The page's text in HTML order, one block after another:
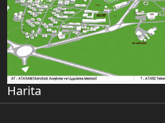
Harita